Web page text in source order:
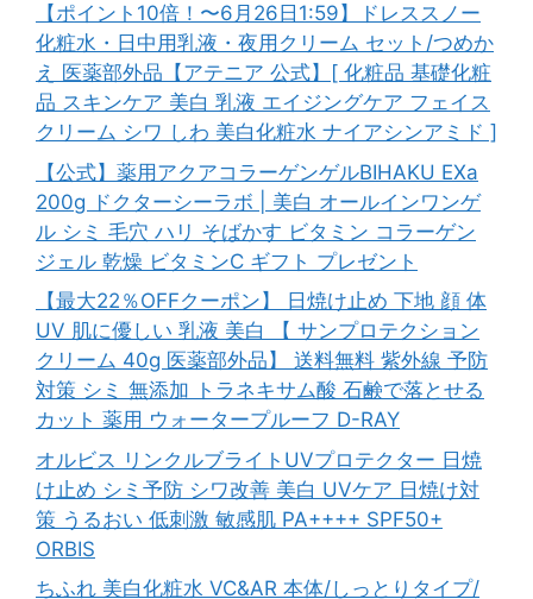
【ポイント10倍！〜6月26日1:59】ドレススノー
化粧水・日中用乳液・夜用クリーム セット/つめか
え 医薬部外品【アテニア 公式】[ 化粧品 基礎化粧
品 スキンケア 美白 乳液 エイジングケア フェイス
クリーム シワ しわ 美白化粧水 ナイアシンアミド ]
【公式】薬用アクアコラーゲンゲルBIHAKU EXa
200g ドクターシーラボ | 美白 オールインワンゲ
ル シミ 毛穴 ハリ そばかす ビタミン コラーゲン
ジェル 乾燥 ビタミンC ギフト プレゼント
【最大22％OFFクーポン】 日焼け止め 下地 顔 体
UV 肌に優しい 乳液 美白 【 サンプロテクション
クリーム 40g 医薬部外品】 送料無料 紫外線 予防
対策 シミ 無添加 トラネキサム酸 石鹸で落とせる
カット 薬用 ウォータープルーフ D-RAY
オルビス リンクルブライトUVプロテクター 日焼
け止め シミ予防 シワ改善 美白 UVケア 日焼け対
策 うるおい 低刺激 敏感肌 PA++++ SPF50+
ORBIS
ちふれ 美白化粧水 VC&AR 本体/しっとりタイプ/